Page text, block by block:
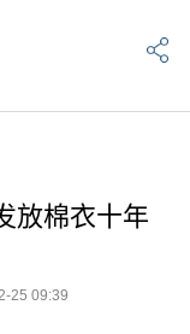
放棉衣十年
25 09:39